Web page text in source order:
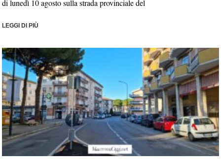
di lunedì 10 agosto sulla strada provinciale del
LEGGI DI PIÙ